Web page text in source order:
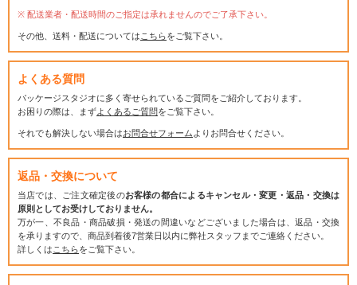
配送業者・配送時間のご指定は承れませんのでご了承下さい。
その他、送料・配送については こちらをご覧下さい。
よくある質問
パッケージスタジオに多く寄せられているご質問をご紹介しております。
お困りの際は、まずよくあるご質問をご覧下さい。
それでも解決しない場合はお問合せフォーム よりお問合せください。
返品・交換について
当店では、ご注文確定後のお客様の都合によるキャンセル・変更・返品・交換は
原則としてお受けしておりません。
万が一、不良品・商品破損・発送の間違いなどございました場合は、返品・交換
を承りますので、商品到着後7営業日以内に弊社スタッフまでご連絡ください。
詳しくは こちらをご覧下さい。